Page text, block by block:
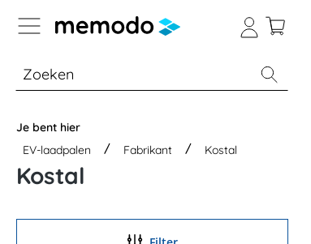
naar navigatie B2B-platform
% Sale Batterijopslag thuis
Je bent hier
EV-laadpalen
Fabrikant Kostal
Kostal